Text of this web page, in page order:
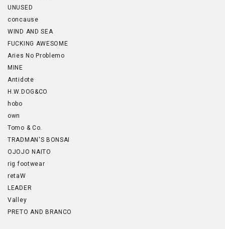
UNUSED
concause
WIND AND SEA
FUCKING AWESOME
Aries No Problemo
MINE
Antidote
H.W.DOG&CO
hobo
own
Tomo & Co.
TRADMAN'S BONSAI
OJOJO NAITO
rig footwear
retaW
LEADER
Valley
PRETO AND BRANCO